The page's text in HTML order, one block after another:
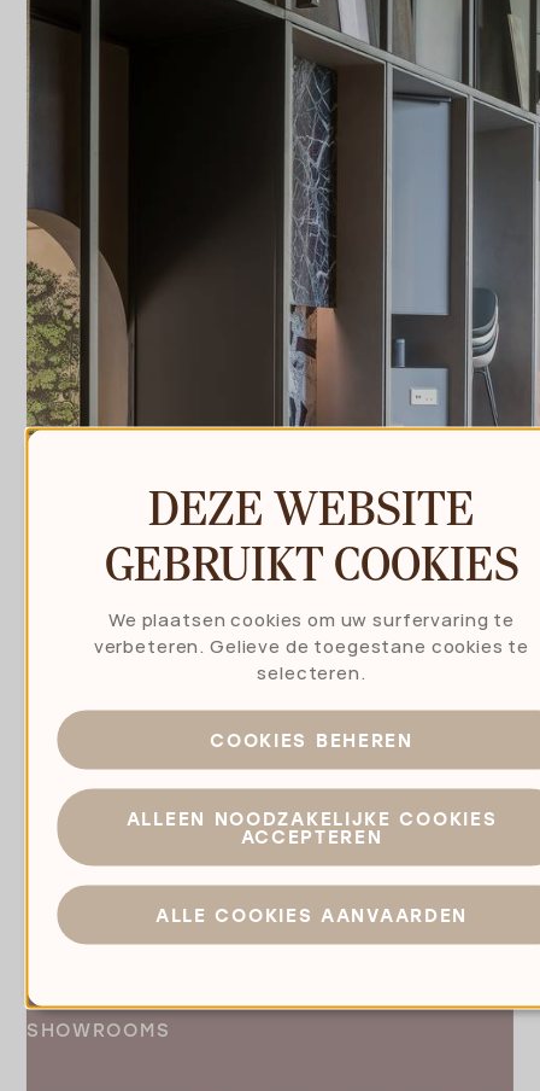
SHOWROOMS
DEZE WEBSITE
GEBRUIKT COOKIES
We plaatsen cookies om uw surfervaring te
verbeteren. Gelieve de toegestane cookies te
selecteren.
COOKIES BEHEREN
ALLEEN NOODZAKELIJKE COOKIES
ACCEPTEREN
ALLE COOKIES AANVAARDEN